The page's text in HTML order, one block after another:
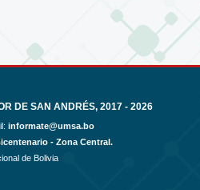
DE SAN ANDRÉS, 2017 - 2026
informate@umsa.bo
- Zona Central.
de Bolivia